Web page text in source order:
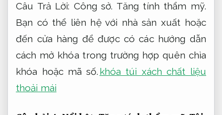
Câu Trả Lời: Công sở. Tăng tính thẩm mỹ.
Bạn có thể liên hệ với nhà sản xuất hoặc
đến cửa hàng để được có các hướng dẫn
cách mở khóa trong trường hợp quên chìa
khóa hoặc mã số. khóa túi xách chất liệu
thoải mái